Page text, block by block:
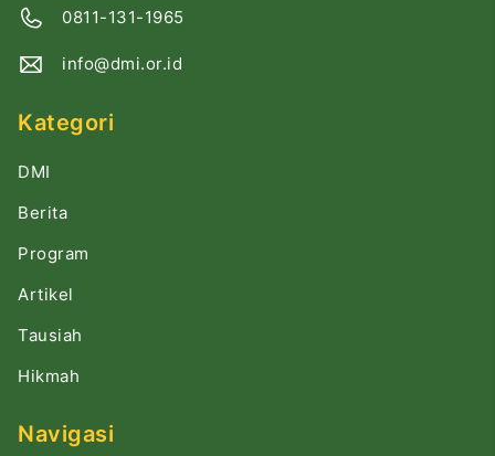
0811-131-1965
info@dmi.or.id
Kategori
DMI
Berita
Program
Artikel
Tausiah
Hikmah
Navigasi